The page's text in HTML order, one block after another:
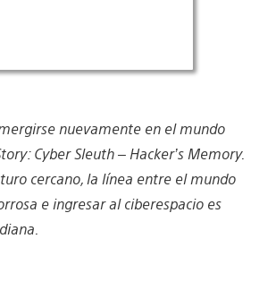
nuevamente en el mundo
Cyber Sleuth – Hacker’s Memory.
cercano, la línea entre el mundo
e ingresar al ciberespacio es